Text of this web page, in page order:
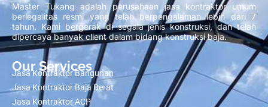
Master Tukang adalah perusahaan jasa kontraktor umum
berlegalitas resmi yang telah berpengalaman lebih dari 7
tahun. Kami bergerak di segala jenis konstruksi, dan telah
dipercaya banyak client dalam bidang konstruksi baja.
Our Services
Jasa Kontraktor Bangunan
Jasa Kontraktor Baja Berat
Jasa Kontraktor ACP